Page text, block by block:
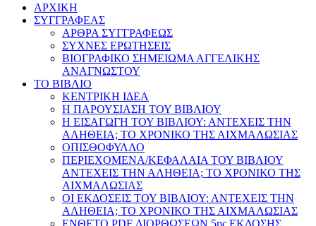
AΡΧΙΚΗ
ΣΥΓΓΡΑΦΕΑΣ
ΑΡΘΡΑ ΣΥΓΓΡΑΦΕΩΣ
ΣΥΧΝΕΣ ΕΡΩΤΗΣΕΙΣ
ΒΙΟΓΡΑΦΙΚΟ ΣΗΜΕΙΩΜΑ ΑΓΓΕΛΙΚΗΣ
ΑΝΑΓΝΩΣΤΟΥ
ΤΟ ΒΙΒΛΙΟ
ΚΕΝΤΡΙΚΗ ΙΔΕΑ
Η ΠΑΡΟΥΣΙΑΣΗ ΤΟΥ ΒΙΒΛΙΟΥ
Η ΕΙΣΑΓΩΓΗ ΤΟΥ ΒΙΒΛΙΟΥ: ΑΝΤΕΧΕΙΣ ΤΗΝ
ΑΛΗΘΕΙΑ; ΤΟ ΧΡΟΝΙΚΟ ΤΗΣ ΑΙΧΜΑΛΩΣΙΑΣ
ΟΠΙΣΘΟΦΥΛΛΟ
ΠΕΡΙΕΧΟΜΕΝΑ/ΚΕΦΑΛΑΙΑ ΤΟΥ ΒΙΒΛΙΟΥ
ΑΝΤΕΧΕΙΣ ΤΗΝ ΑΛΗΘΕΙΑ; ΤΟ ΧΡΟΝΙΚΟ ΤΗΣ
ΑΙΧΜΑΛΩΣΙΑΣ
ΟΙ ΕΚΔΟΣΕΙΣ ΤΟΥ ΒΙΒΛΙΟΥ: ΑΝΤΕΧΕΙΣ ΤΗΝ
ΑΛΗΘΕΙΑ; ΤΟ ΧΡΟΝΙΚΟ ΤΗΣ ΑΙΧΜΑΛΩΣΙΑΣ
ΕΝΘΕΤΟ PDF ΔΙΟΡΘΩΣΕΩΝ 5ης ΕΚΔΟΣΗΣ